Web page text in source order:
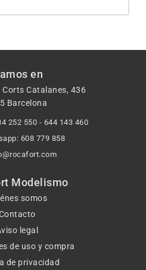
en
Corts Catalanes, 436
Barcelona
252 550 - 644 143 460
608 779 858
Modelismo
somos
legal
de uso y compra
de privacidad